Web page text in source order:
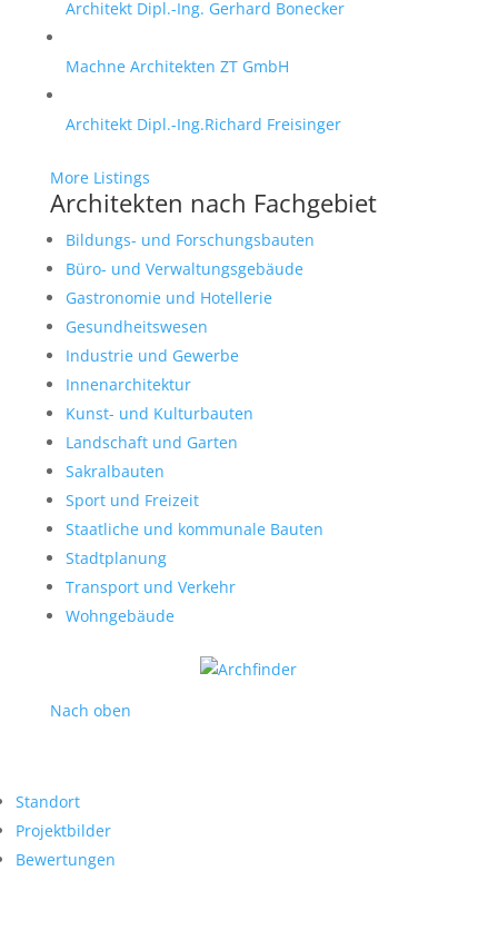
Architekt Dipl.-Ing. Gerhard Bonecker
Machne Architekten ZT GmbH
Architekt Dipl.-Ing.Richard Freisinger
More Listings
Architekten nach Fachgebiet
Bildungs- und Forschungsbauten
Büro- und Verwaltungsgebäude
Gastronomie und Hotellerie
Gesundheitswesen
Industrie und Gewerbe
Innenarchitektur
Kunst- und Kulturbauten
Landschaft und Garten
Sakralbauten
Sport und Freizeit
Staatliche und kommunale Bauten
Stadtplanung
Transport und Verkehr
Wohngebäude
Nach oben
Standort
Projektbilder
Bewertungen